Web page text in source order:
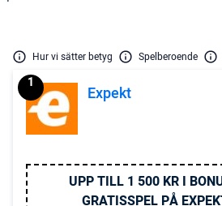
Hur vi sätter betyg Spelberoende
Expekt
1
UPP TILL 1 500 KR I
GRATISSPEL PÅ